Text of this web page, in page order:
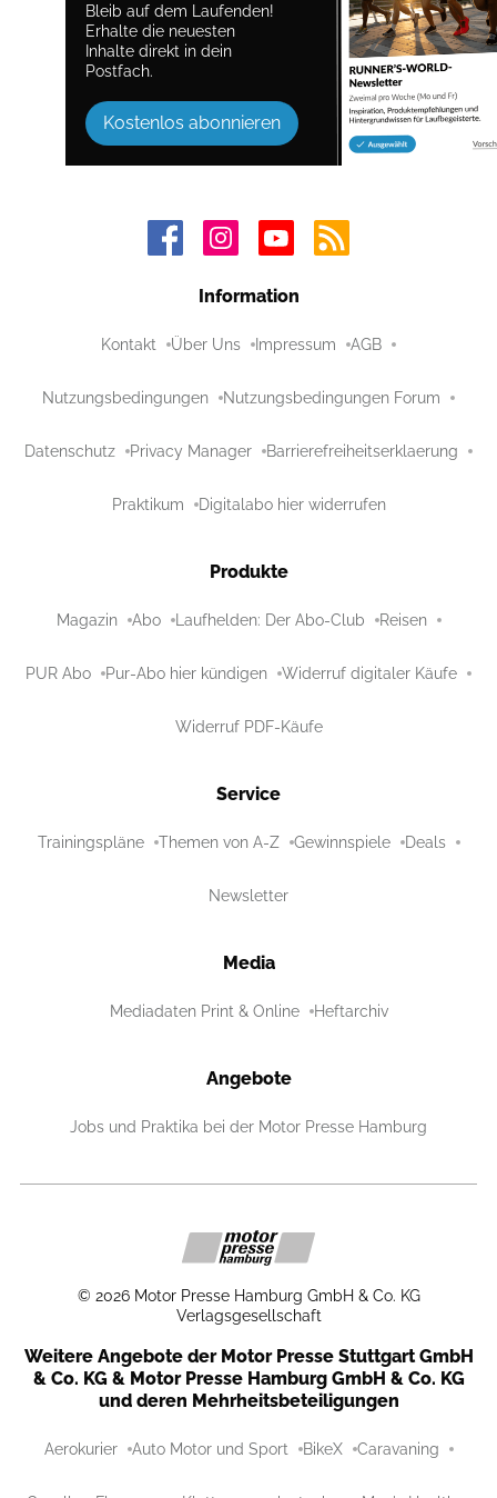
Bleib auf dem Laufenden!
Erhalte die neuesten
Inhalte direkt in dein
Postfach.
Kostenlos abonnieren
Information
Kontakt Über Uns Impressum AGB
Nutzungsbedingungen Nutzungsbedingungen Forum
Datenschutz Privacy Manager Barrierefreiheitserklaerung
Praktikum Digitalabo hier widerrufen
Produkte
Magazin Abo Laufhelden: Der Abo-Club Reisen
PUR Abo Pur-Abo hier kündigen Widerruf digitaler Käufe
Widerruf PDF-Käufe
Service
Trainingspläne Themen von A-Z Gewinnspiele Deals
Newsletter
Media
Mediadaten Print & Online Heftarchiv
Angebote
Jobs und Praktika bei der Motor Presse Hamburg
© 2026 Motor Presse Hamburg GmbH & Co. KG
Verlagsgesellschaft
Weitere Angebote der Motor Presse Stuttgart GmbH
& Co. KG & Motor Presse Hamburg GmbH & Co. KG
und deren Mehrheitsbeteiligungen
Aerokurier Auto Motor und Sport BikeX Caravaning